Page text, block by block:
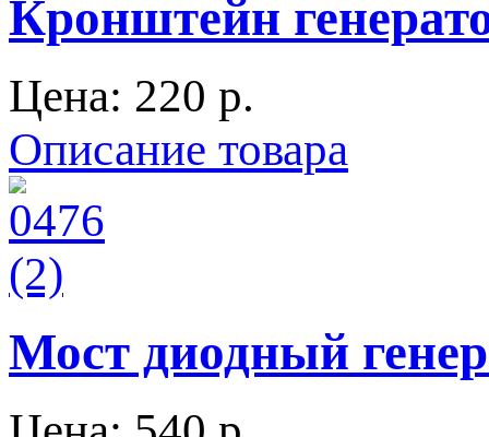
Кронштейн
Цена: 220 p.
Описание товара
Мост диодный